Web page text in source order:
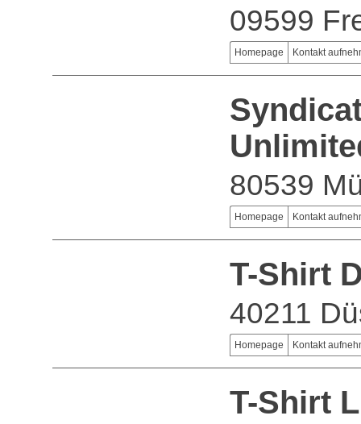
09599
Homepage Kontakt
80539
Homepage Kontakt
T-Shirt
40211
Homepage Kontakt
T-Shirt